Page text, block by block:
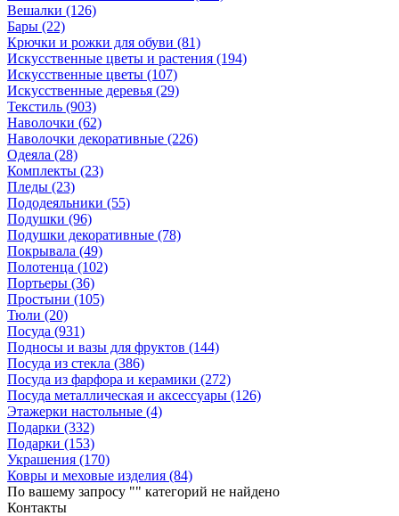
Вешалки (126)
Бары (22)
Крючки и рожки для обуви (81)
Искусственные цветы и растения (194)
Искусственные цветы (107)
Искусcтвенные деревья (29)
Текстиль (903)
Наволочки (62)
Наволочки декоративные (226)
Одеяла (28)
Комплекты (23)
Пледы (23)
Пододеяльники (55)
Подушки (96)
Подушки декоративные (78)
Покрывала (49)
Полотенца (102)
Портьеры (36)
Простыни (105)
Тюли (20)
Посуда (931)
Подносы и вазы для фруктов (144)
Посуда из стекла (386)
Посуда из фарфора и керамики (272)
Посуда металлическая и аксессуары (126)
Этажерки настольные (4)
Подарки (332)
Подарки (153)
Украшения (170)
Ковры и меховые изделия (84)
По вашему запросу "" категорий не найдено
Контакты